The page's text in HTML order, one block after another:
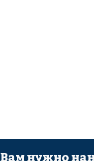
Вам нужно